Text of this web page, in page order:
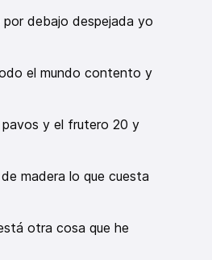
debajo despejada yo
el mundo contento y
y el frutero 20 y
madera lo que cuesta
otra cosa que he